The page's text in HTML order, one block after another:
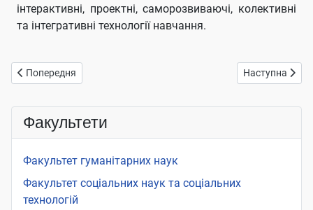
інтерактивні, проектні, саморозвиваючі, колективні
та інтегративні технології навчання.
Попередня стаття: Медична школа
Попередня Наступна
Наступна
Факультети
Факультет гуманітарних наук
Факультет соціальних наук та соціальних
технологій